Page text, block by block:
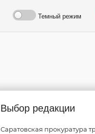
Темный режим
Выбор редакции
Саратовская прокуратура